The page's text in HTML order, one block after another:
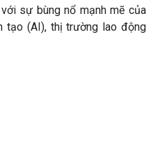
sự bùng nổ mạnh mẽ của
tạo (AI), thị trường lao động